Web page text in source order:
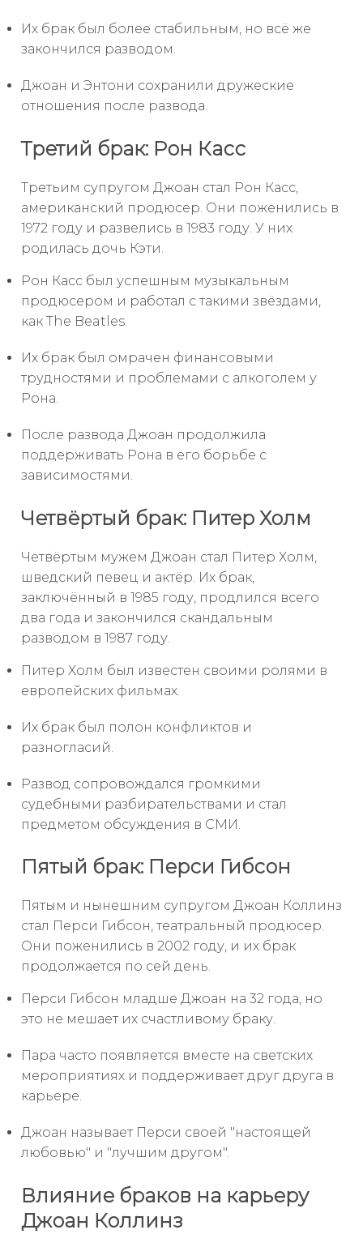
Их брак был более стабильным, но всё же
закончился разводом.
Джоан и Энтони сохранили дружеские
отношения после развода.
Третий брак: Рон Касс
Третьим супругом Джоан стал Рон Касс,
американский продюсер. Они поженились в
1972 году и развелись в 1983 году. У них
родилась дочь Кэти.
Рон Касс был успешным музыкальным
продюсером и работал с такими звёздами,
как The Beatles.
Их брак был омрачен финансовыми
трудностями и проблемами с алкоголем у
Рона.
После развода Джоан продолжила
поддерживать Рона в его борьбе с
зависимостями.
Четвёртый брак: Питер Холм
Четвёртым мужем Джоан стал Питер Холм,
шведский певец и актёр. Их брак,
заключённый в 1985 году, продлился всего
два года и закончился скандальным
разводом в 1987 году.
Питер Холм был известен своими ролями в
европейских фильмах.
Их брак был полон конфликтов и
разногласий.
Развод сопровождался громкими
судебными разбирательствами и стал
предметом обсуждения в СМИ.
Пятый брак: Перси Гибсон
Пятым и нынешним супругом Джоан Коллинз
стал Перси Гибсон, театральный продюсер.
Они поженились в 2002 году, и их брак
продолжается по сей день.
Перси Гибсон младше Джоан на 32 года, но
это не мешает их счастливому браку.
Пара часто появляется вместе на светских
мероприятиях и поддерживает друг друга в
карьере.
Джоан называет Перси своей "настоящей
любовью" и "лучшим другом".
Влияние браков на карьеру
Джоан Коллинз